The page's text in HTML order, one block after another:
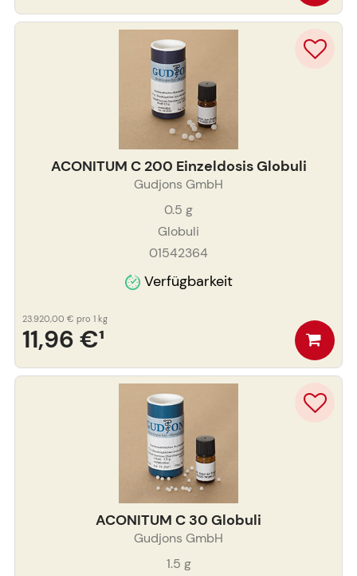
ACONITUM C 200 Einzeldosis Globuli
Gudjons GmbH
0.5 g
Globuli
01542364
Verfügbarkeit
11,96 €¹
23.920,00 € pro 1 kg
ACONITUM C 30 Globuli
Gudjons GmbH
1.5 g